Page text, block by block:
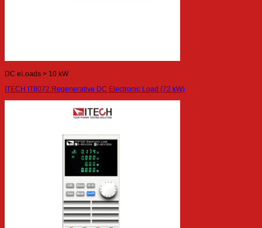
DC eLoads > 10 kW
ITECH IT8072 Regenerative DC Electronic Load (72 kW)